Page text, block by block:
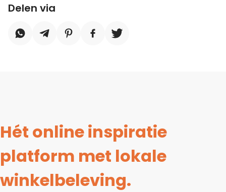
Delen via
Hét online inspiratie
platform met lokale
winkelbeleving.